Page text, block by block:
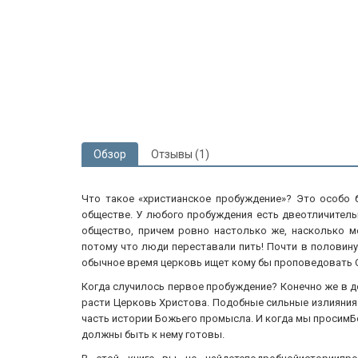
Обзор Отзывы (1)
Что такое «христианское пробуждение»? Это
обществе. У любого пробуждения есть
общество, причем ровно настолько же, насколько
потому что люди переставали пить! Почти в
обычное время церковь ищет кому бы проповедовать
Когда случилось первое пробуждение? Конечно же в
расти Церковь Христова. Подобные сильные
часть истории Божьего промысла. И когда мы
должны быть к нему готовы.